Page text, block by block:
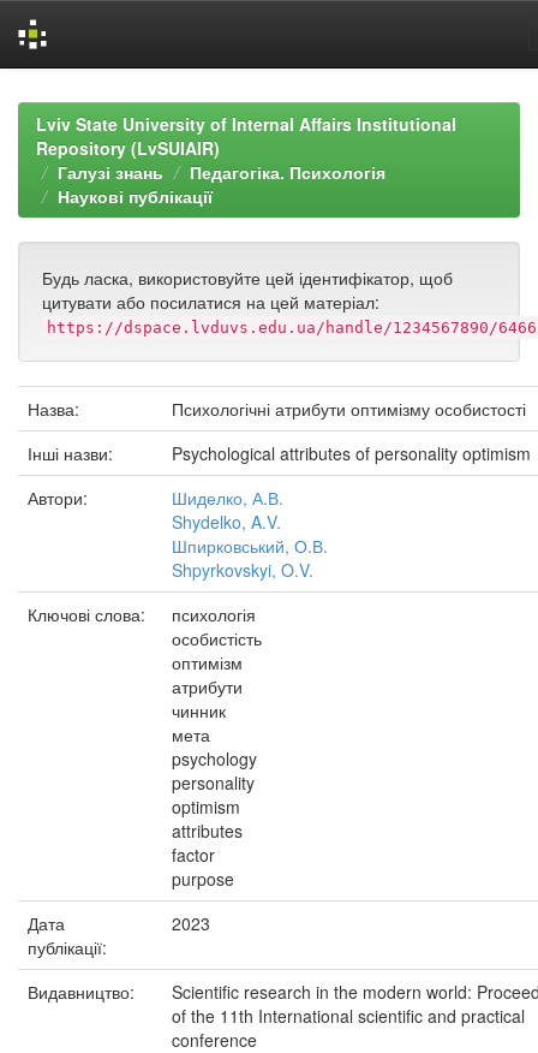
navigationLviv State University of Internal Affairs Institutional
Repository (LvSUIAIR)
Галузі знань
Педагогіка. Психологія
Наукові публікації
Будь ласка, використовуйте цей ідентифікатор, щоб
цитувати або посилатися на цей матеріал:
https://dspace.lvduvs.edu.ua/handle/1234567890/6466
Назва:
Психологічні атрибути оптимізму особистості
Інші назви:
Psychological attributes of personality optimism
Автори:
Шиделко, А.В.
Shydelko, A.V.
Шпирковський, О.В.
Shpyrkovskyi, O.V.
Ключові слова:
психологія
особистість
оптимізм
атрибути
чинник
мета
psychology
personality
optimism
attributes
factor
purpose
Дата
публікації:
2023
Видавництво:
Scientific research in the modern world:
of the 11th International scientific and practical
conference